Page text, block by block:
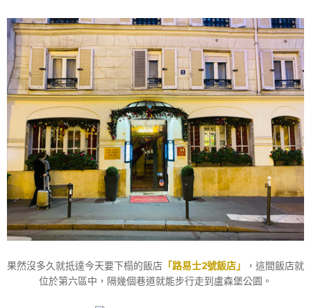
果然沒多久就抵達今天要下榻的飯店 「路易士2號飯店」
，這間飯店就
位於第六區中，隔幾個巷道就能步行走到盧森堡公園。